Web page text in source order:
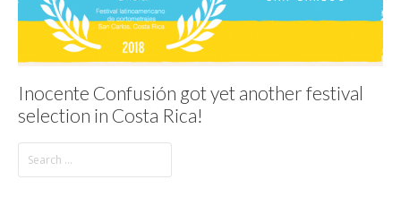
Inocente Confusión got yet another festival
selection in Costa Rica!